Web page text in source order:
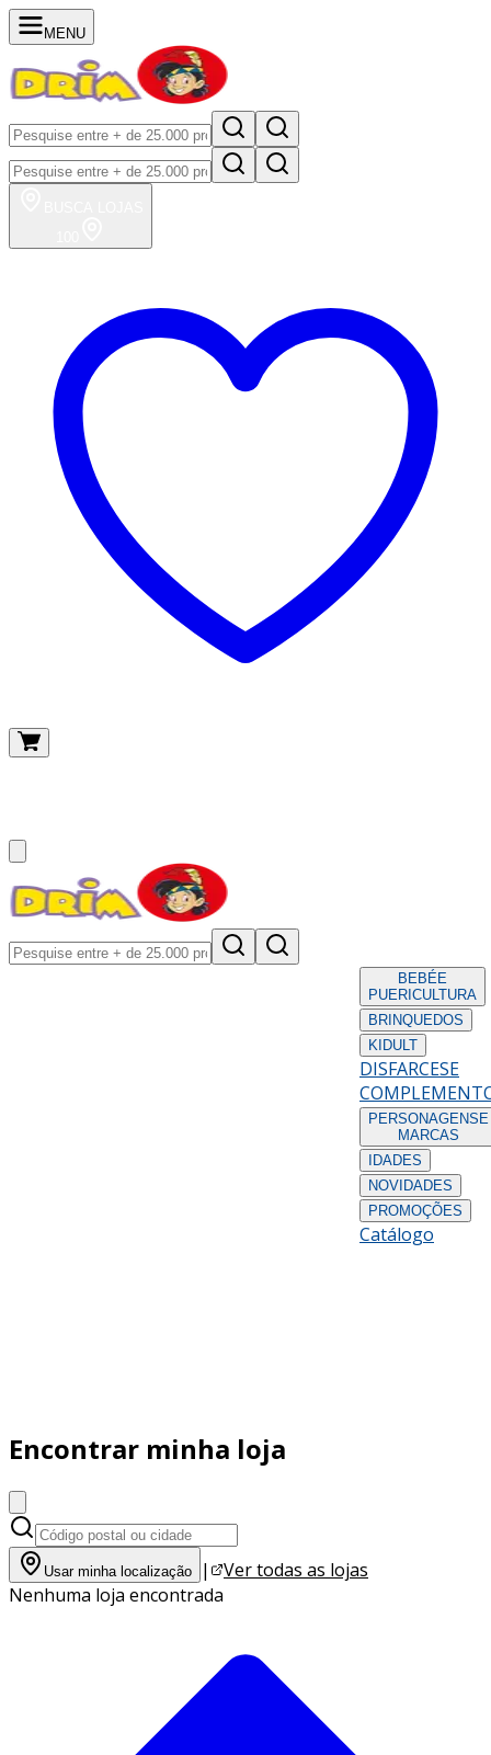
MENU
BEBÉE
PUERICULTURA
BRINQUEDOS
KIDULT
DISFARCESE
PERSONAGENS E
MARCAS
IDADES
NOVIDADES
PROMOÇÕES
Catálogo
Encontrar minha loja
Usar minha localização |
Ver todas as lojas
Nenhuma loja encontrada